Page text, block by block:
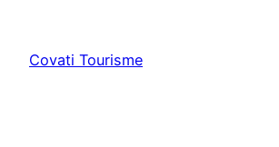
contenu
Covati Tourisme